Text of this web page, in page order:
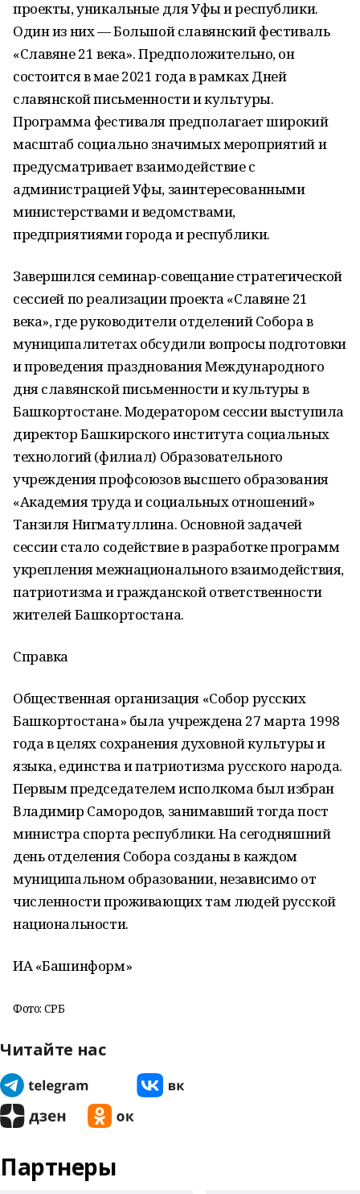
проекты, уникальные для Уфы и республики.
Один из них — Большой славянский фестиваль
«Славяне 21 века». Предположительно, он
состоится в мае 2021 года в рамках Дней
славянской письменности и культуры.
Программа фестиваля предполагает широкий
масштаб социально значимых мероприятий и
предусматривает взаимодействие с
администрацией Уфы, заинтересованными
министерствами и ведомствами,
предприятиями города и республики.
Завершился семинар-совещание стратегической
сессией по реализации проекта «Славяне 21
века», где руководители отделений Собора в
муниципалитетах обсудили вопросы подготовки
и проведения празднования Международного
дня славянской письменности и культуры в
Башкортостане. Модератором сессии выступила
директор Башкирского института социальных
технологий (филиал) Образовательного
учреждения профсоюзов высшего образования
«Академия труда и социальных отношений»
Танзиля Нигматуллина. Основной задачей
сессии стало содействие в разработке программ
укрепления межнационального взаимодействия,
патриотизма и гражданской ответственности
жителей Башкортостана.
Справка
Общественная организация «Собор русских
Башкортостана» была учреждена 27 марта 1998
года в целях сохранения духовной культуры и
языка, единства и патриотизма русского народа.
Первым председателем исполкома был избран
Владимир Самородов, занимавший тогда пост
министра спорта республики. На сегодняшний
день отделения Собора созданы в каждом
муниципальном образовании, независимо от
численности проживающих там людей русской
национальности.
ИА «Башинформ»
Фото: СРБ
Читайте нас
Партнеры